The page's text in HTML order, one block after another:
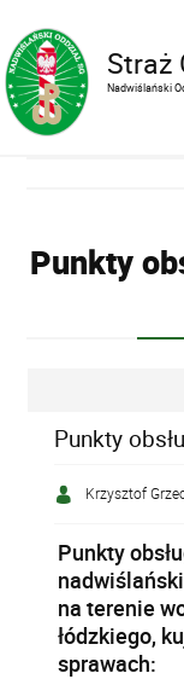
Straż
Nadwiślański
Punkty
Punkty
Krzysztof
Punkty
na terenie
łódzkiego,
sprawach: